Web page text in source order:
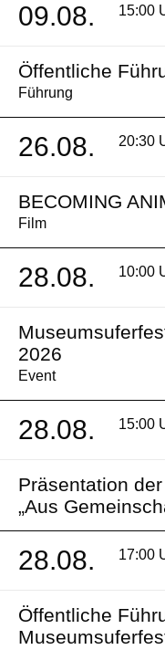
09.08. 15:00
Öffentliche
Führung
26.08. 20:30
BECOMING
Film
28.08. 10:00
2026
Event
28.08. 15:00
Präsentation
„Aus
28.08. 17:00
Öffentliche